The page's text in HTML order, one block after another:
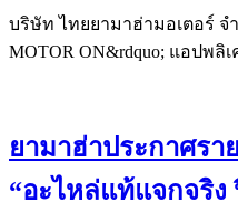
บริษัท ไทยยามาฮ่ามอเตอร์ จ
MOTOR ON&rdquo; แอปพ
ยามาฮ่าประกาศร
“อะไหล่แท้แจกจริง